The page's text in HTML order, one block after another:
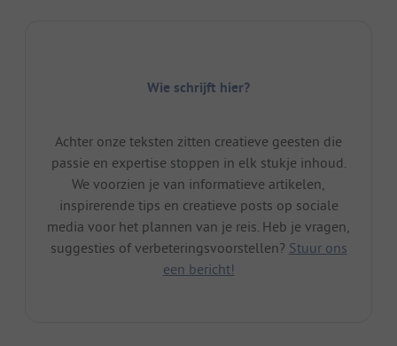
Wie schrijft hier?
Achter onze teksten zitten creatieve geesten die
passie en expertise stoppen in elk stukje inhoud.
We voorzien je van informatieve artikelen,
inspirerende tips en creatieve posts op sociale
media voor het plannen van je reis. Heb je vragen,
suggesties of verbeteringsvoorstellen? Stuur ons
een bericht!